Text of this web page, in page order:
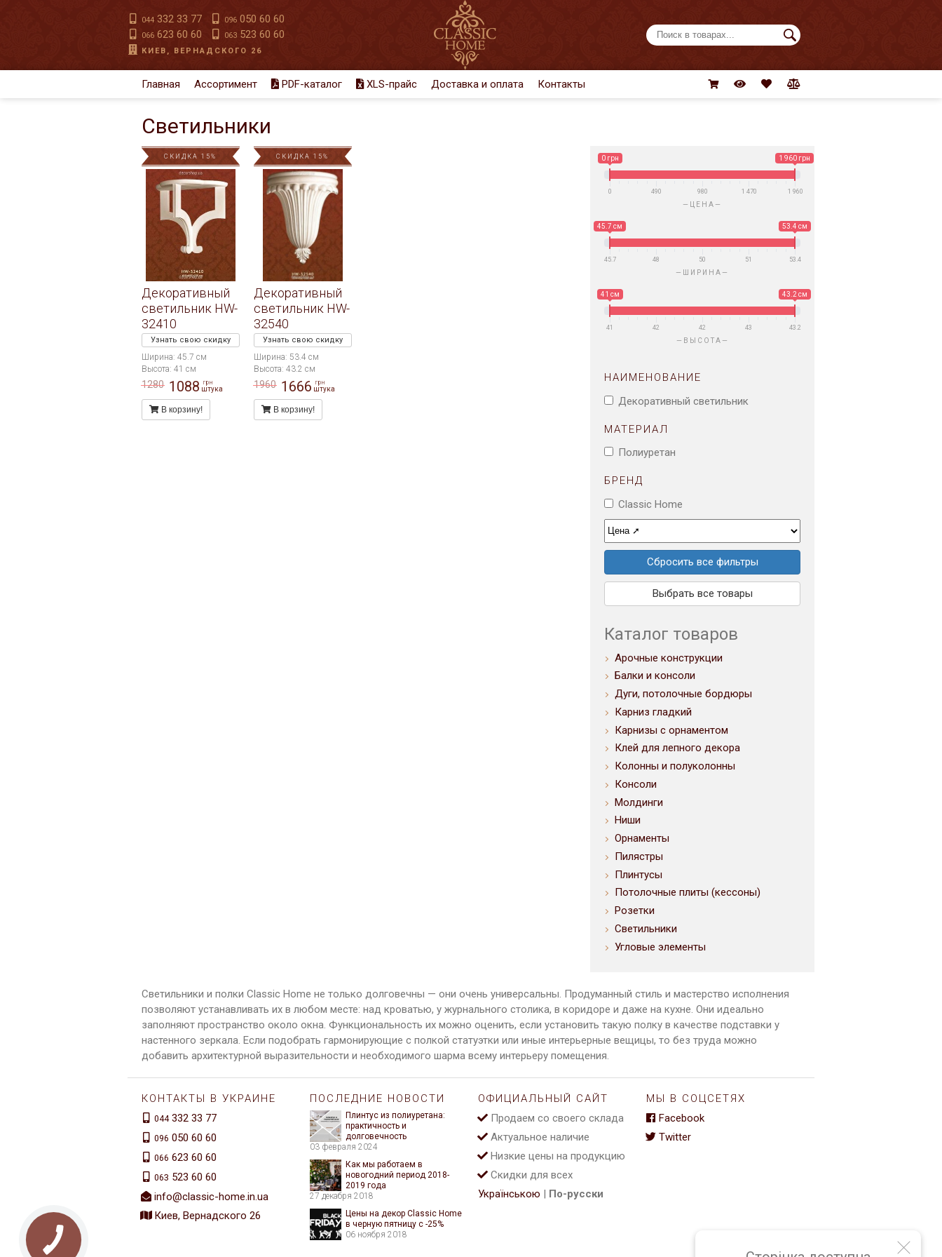
044332 33 77 096050 60 60
066623 60 60 063523 60 60
КИЕВ, ВЕРНАДСКОГО 26
Главная Ассортимент PDF-каталог XLS-прайс Доставка и оплата Контакты
Светильники
СКИДКА 15%
Декоративный
светильник HW-
32410
Узнать свою скидку
Ширина: 45.7 см
Высота: 41 см
1280 1088 грн
штука
В корзину!
СКИДКА 15%
Декоративный
светильник HW-
32540
Узнать свою скидку
Ширина: 53.4 см
Высота: 43.2 см
1960 1666 грн
штука
В корзину!
0 грн 1 960 грн
0 490 980 1 470 1 960
ЦЕНА
45.7 см 53.4 см
45.7 48 50 51 53.4
ШИРИНА
41 см 43.2 см
41 42 42 43 43.2
ВЫСОТА
НАИМЕНОВАНИЕ
Декоративный светильник
МАТЕРИАЛ
Полиуретан
БРЕНД
Classic Home
Сбросить все фильтры
Выбрать все товары
Каталог товаров
Арочные конструкции
Балки и консоли
Дуги, потолочные бордюры
Карниз гладкий
Карнизы с орнаментом
Клей для лепного декора
Колонны и полуколонны
Консоли
Молдинги
Ниши
Орнаменты
Пилястры
Плинтусы
Потолочные плиты (кессоны)
Розетки
Светильники
Угловые элементы
Светильники и полки Classic Home не только долговечны — они очень универсальны. Продуманный стиль и мастерство исполнения
позволяют устанавливать их в любом месте: над кроватью, у журнального столика, в коридоре и даже на кухне. Они идеально
заполняют пространство около окна. Функциональность их можно оценить, если установить такую полку в качестве подставки у
настенного зеркала. Если подобрать гармонирующие с полкой статуэтки или иные интерьерные вещицы, то без труда можно
добавить архитектурной выразительности и необходимого шарма всему интерьеру помещения.
КОНТАКТЫ В УКРАИНЕ
044332 33 77
096 050 60 60
066 623 60 60
063 523 60 60
info@classic-home.in.ua
Киев, Вернадского 26
ПОСЛЕДНИЕ НОВОСТИ
Плинтус из полиуретана:
практичность и
долговечность
03 февраля 2024
Как мы работаем в
новогодний период 2018-
2019 года
27 декабря 2018
Цены на декор Classic Home
в черную пятницу с -25%
06 ноября 2018
ОФИЦИАЛЬНЫЙ САЙТ
Продаем со своего склада
Актуальное наличие
Низкие цены на продукцию
Скидки для всех
Українською | По-русски
МЫ В СОЦСЕТЯХ
Facebook
Twitter